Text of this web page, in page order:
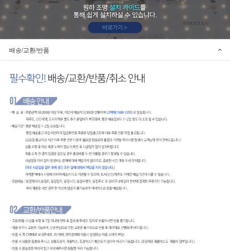
배송/교환/반품